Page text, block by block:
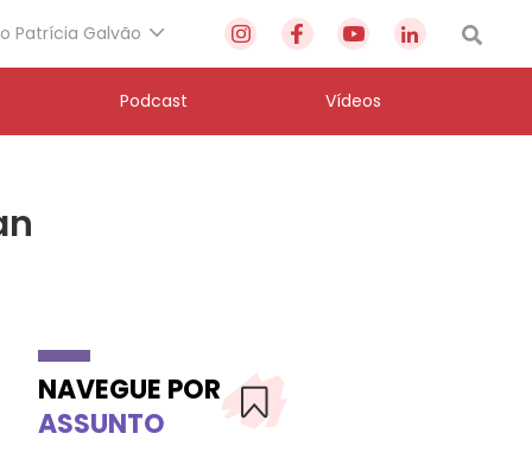
Patrícia Galvão
Podcast Vídeos
NAVEGUE POR
ASSUNTO